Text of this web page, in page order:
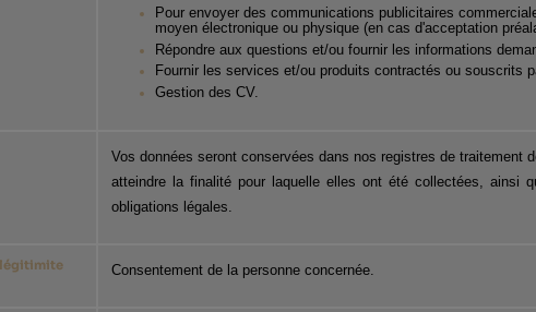
Pour envoyer des communications publicitaires
moyen électronique ou physique (en cas d'acceptation
Répondre aux questions et/ou fournir les informations
Fournir les services et/ou produits contractés ou souscrits
Gestion des CV.
Vos données seront conservées dans nos registres de traitement
atteindre la finalité pour laquelle elles ont été collectées, ainsi
obligations légales.
légitimite Consentement de la personne concernée.